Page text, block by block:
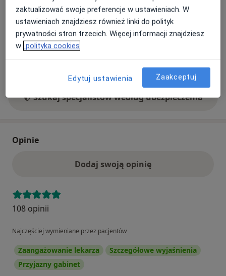
Ubezpieczenia - brak akceptowanych
Ten specjalista przyjmuje wyłącznie pacjentów
prywatnych. Możesz opłacić wizytę samodzielnie lub
znaleźć innego specjalistę, który akceptuje Twoje
Szukaj specjalistów według ubezpieczenia
Opinie
Dodaj swoją opinię
108 opinii
Najczęściej wymieniane przez pacjentów
Zaangażowanie lekarza
Szczegółowe wyjaśnienia
Przyjazny gabinet
zaktualizować swoje preferencje w ustawieniach. W
ustawieniach znajdziesz również linki do polityk
prywatności stron trzecich. Więcej informacji znajdziesz
w polityka cookies
Edytuj ustawienia Zaakceptuj